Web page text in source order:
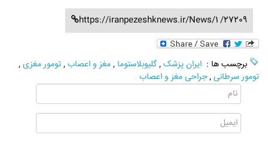
https://iranpezeshknews.ir/News/1 /27209
برچسب ها : ایران پزشک,گلیوبلاستوما ,مغز و اعصاب,تومور مغزی,
تومور سرطانی,جراحی مغز و اعصاب